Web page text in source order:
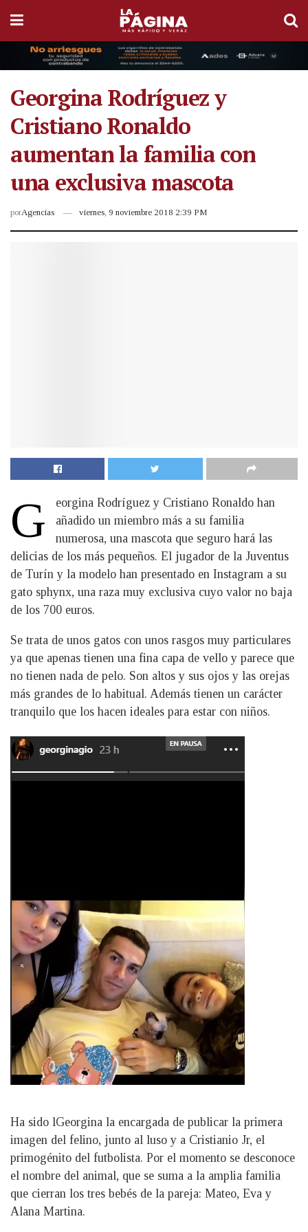
Georgina Rodríguez y
Cristiano Ronaldo
aumentan la familia con
una exclusiva mascota
porAgencias viernes, 9 noviembre 2018 2:39 PM
G
eorgina Rodríguez y Cristiano Ronaldo han
añadido un miembro más a su familia
numerosa, una mascota que seguro hará las
delicias de los más pequeños. El jugador de la Juventus
de Turín y la modelo han presentado en Instagram a su
gato sphynx, una raza muy exclusiva cuyo valor no baja
de los 700 euros.
Se trata de unos gatos con unos rasgos muy particulares
ya que apenas tienen una fina capa de vello y parece que
no tienen nada de pelo. Son altos y sus ojos y las orejas
más grandes de lo habitual. Además tienen un carácter
tranquilo que los hacen ideales para estar con niños.
Ha sido lGeorgina la encargada de publicar la primera
imagen del felino, junto al luso y a Cristianio Jr, el
primogénito del futbolista. Por el momento se desconoce
el nombre del animal, que se suma a la amplia familia
que cierran los tres bebés de la pareja: Mateo, Eva y
Alana Martina.